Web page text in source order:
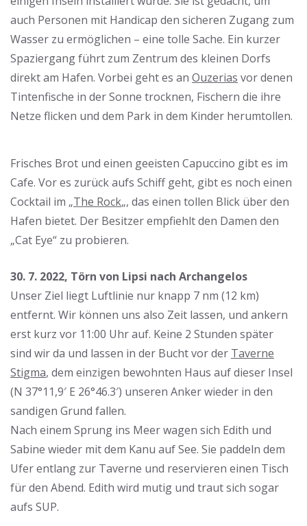
auch Personen mit Handicap den sicheren Zugang zum
Wasser zu ermöglichen – eine tolle Sache. Ein kurzer
Spaziergang führt zum Zentrum des kleinen Dorfs
direkt am Hafen. Vorbei geht es an Ouzerias vor denen
Tintenfische in der Sonne trocknen, Fischern die ihre
Netze flicken und dem Park in dem Kinder herumtollen.
Frisches Brot und einen geeisten Capuccino gibt es im
Cafe. Vor es zurück aufs Schiff geht, gibt es noch einen
Cocktail im „The Rock„, das einen tollen Blick über den
Hafen bietet. Der Besitzer empfiehlt den Damen den
„Cat Eye“ zu probieren.
30. 7. 2022, Törn von Lipsi nach Archangelos
Unser Ziel liegt Luftlinie nur knapp 7 nm (12 km)
entfernt. Wir können uns also Zeit lassen, und ankern
erst kurz vor 11:00 Uhr auf. Keine 2 Stunden später
sind wir da und lassen in der Bucht vor der Taverne
Stigma, dem einzigen bewohnten Haus auf dieser Insel
(N 37°11,9′ E 26°46.3′) unseren Anker wieder in den
sandigen Grund fallen.
Nach einem Sprung ins Meer wagen sich Edith und
Sabine wieder mit dem Kanu auf See. Sie paddeln dem
Ufer entlang zur Taverne und reservieren einen Tisch
für den Abend. Edith wird mutig und traut sich sogar
aufs SUP.